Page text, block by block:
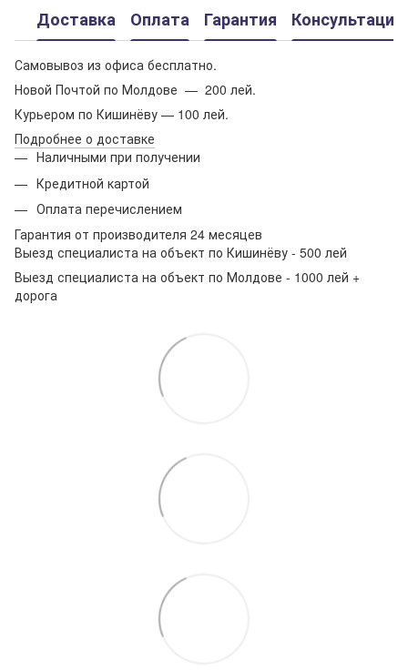
Доставка Оплата Гарантия Консультация
Самовывоз из офиса бесплатно.
Новой Почтой по Молдове — 200 лей.
Курьером по Кишинёву — 100 лей.
Подробнее о доставке
Наличными при получении
Кредитной картой
Оплата перечислением
Гарантия от производителя 24 месяцев
Выезд специалиста на объект по Кишинёву - 500 лей
Выезд специалиста на объект по Молдове - 1000 лей +
дорога